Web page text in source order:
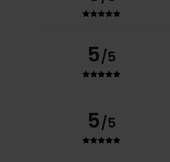
5/5
5/5